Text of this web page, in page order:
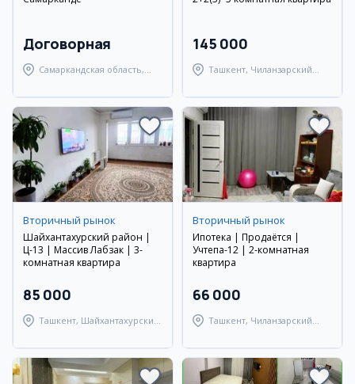
Договорная
Самаркандская область,
145 000
Ташкент, Чиланзарский
Вторичный рынок
Шайхантахурский район |
Ц-13 | Массив Лабзак | 3-
комнатная квартира
85 000
Ташкент, Шайхантахурский
Вторичный рынок
Ипотека | Продаётся |
Учтепа-12 | 2-комнатная
квартира
66 000
Ташкент, Чиланзарский